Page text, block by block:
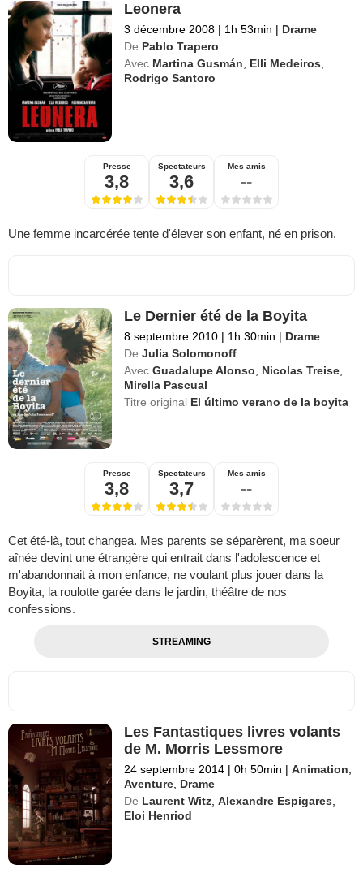
Leonera
3 décembre 2008 | 1h 53min | Drame
De Pablo Trapero
Avec Martina Gusmán Elli Medeiros
Rodrigo Santoro
Presse
3,8
Spectateurs
3,6
Mes amis
--
Une femme incarcérée tente d'élever son enfant, né en prison.
Le Dernier été de la Boyita
8 septembre 2010 | 1h 30min | Drame
De Julia Solomonoff
Avec Guadalupe Alonso Nicolas Treise
Mirella Pascual
Titre original El último verano de la boyita
Presse
3,8
Spectateurs
3,7
Mes amis
--
Cet été-là, tout changea. Mes parents se séparèrent, ma soeur
aînée devint une étrangère qui entrait dans l'adolescence et
m'abandonnait à mon enfance, ne voulant plus jouer dans la
Boyita, la roulotte garée dans le jardin, théâtre de nos
confessions.
STREAMING
Les Fantastiques livres volants
de M. Morris Lessmore
24 septembre 2014 | 0h 50min | Animation
Aventure Drame
De Laurent Witz ,Alexandre Espigares
Eloi Henriod